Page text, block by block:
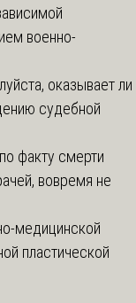
военно-
оказывает ли
судебной
факту смерти
вовремя не
медицинской
пластической